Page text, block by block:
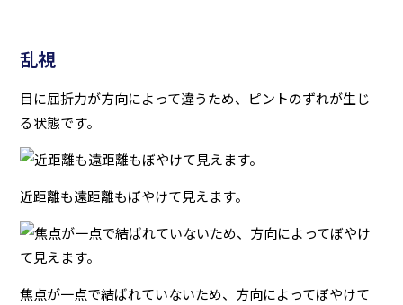
乱視
目に屈折力が方向によって違うため、ピントのずれが生じ
る状態です。
近距離も遠距離もぼやけて見えます。
焦点が一点で結ばれていないため、方向によってぼやけて